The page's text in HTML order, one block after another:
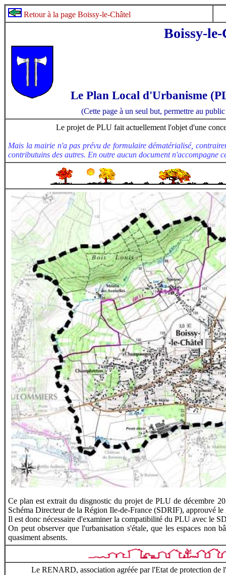
Retour à la page Boissy-le-Châtel
Boissy-
Le Plan Local d'Urbanisme
(Cette page à un seul but, permettre au
Le projet de PLU fait actuellement l'objet d'une
Mais la mairie n'a pas prévu de formulaire dématérialisé,
contributuins des autres. En outre aucun document n'accompagne
Ce plan est extrait du disgnostic du projet de PLU de décembre
Schéma Directeur de la Région Ile-de-France (SDRIF), approuvé le
Il est donc nécessaire d'examiner la compatibilité du PLU avec le
On peut observer que l'urbanisation s'étale, que les espaces non
quasiment absents.
Le RENARD, association agréée par l'Etat de protection